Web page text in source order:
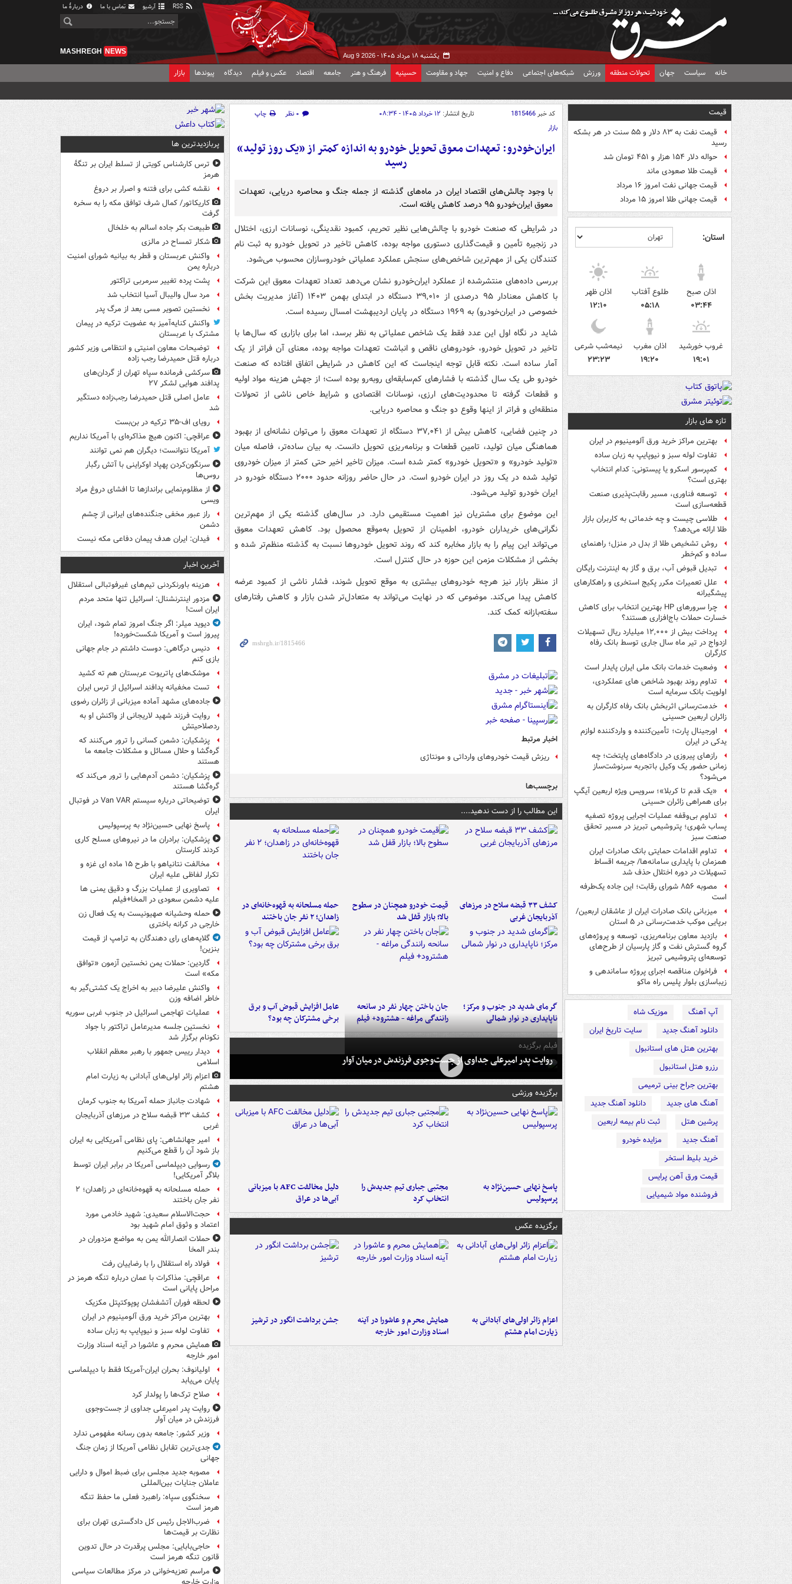
آرشیو تماس با ما دربارهٔ ما
یکشنبه ۱۸ مرداد ۱۴۰۵ - Aug 9 2026
MASHREGH NEWS
خانه سیاست جهان تحولات منطقه ورزش شبکه‌های اجتماعی دفاع و امنیت جهاد و مقاومت حسینیه فرهنگ و هنر جامعه اقتصاد عکس و فیلم دیدگاه پیوندها بازار
قیمت
قیمت نفت به ۸۳ دلار و ۵۵ سنت در هر بشکه
رسید
حواله دلار ۱۵۴ هزار و ۴۵۱ تومان شد
قیمت طلا صعودی ماند
قیمت جهانی نفت امروز ۱۶ مرداد
قیمت جهانی طلا امروز ۱۵ مرداد
استان:
اذان صبح
۰۳:۴۴
طلوع آفتاب
۰۵:۱۸
اذان ظهر
۱۲:۱۰
غروب خورشید
۱۹:۰۱
اذان مغرب
۱۹:۲۰
نیمه‌شب شرعی
۲۳:۲۳
تازه های بازار
بهترین مراکز خرید ورق آلومینیوم در ایران
تفاوت لوله سبز و نیوپایپ به زبان ساده
کمپرسور اسکرو یا پیستونی: کدام انتخاب
بهتری است؟
توسعه فناوری، مسیر رقابت‌پذیری صنعت
قطعه‌سازی است
طلاسی چیست و چه خدماتی به کاربران بازار
طلا ارائه می‌دهد؟
روش تشخیص طلا از بدل در منزل؛ راهنمای
ساده و کم‌خطر
تبدیل قبوض آب، برق و گاز به اینترنت رایگان
علل تعمیرات مکرر پکیج استخری و راهکارهای
پیشگیرانه
چرا سرورهای HP بهترین انتخاب برای کاهش
خسارت حملات باج‌افزاری هستند؟
پرداخت بیش از ۱۲,۰۰۰ میلیارد ریال تسهیلات
ازدواج در تیر ماه سال جاری توسط بانک رفاه
کارگران
وضعیت خدمات بانک ملی ایران پایدار است
تداوم روند بهبود شاخص های عملکردی،
اولویت بانک سرمایه است
خدمت‌رسانی اثربخش بانک رفاه کارگران به
زائران اربعین حسینی
اورجینال پارت؛ تأمین‌کننده و واردکننده لوازم
یدکی در ایران
رازهای پیروزی در دادگاه‌های پایتخت؛ چه
زمانی حضور یک وکیل باتجربه سرنوشت‌ساز
می‌شود؟
«یک قدم تا کربلا»؛ سرویس ویژه اربعین آیگپ
برای همراهی زائران حسینی
تداوم بی‌وقفه عملیات اجرایی پروژه تصفیه
پساب شهری؛ پتروشیمی تبریز در مسیر تحقق
صنعت سبز
تداوم اقدامات حمایتی بانک صادرات ایران
همزمان با پایداری سامانه‌ها/ جریمه اقساط
تسهیلات در دوره اختلال حذف شد
مصوبه ۸۵۶ شورای رقابت؛ این جاده یک‌طرفه
است
میزبانی بانک صادرات ایران از عاشقان اربعین/
برپایی موکب خدمت‌رسانی در ۵ استان
بازدید معاون برنامه‌ریزی، توسعه و پروژه‌های
گروه گسترش نفت و گاز پارسیان از طرح‌های
توسعه‌ای پتروشیمی تبریز
فراخوان مناقصه اجرای پروژه ساماندهی و
زیباسازی بلوار پلیس راه ماکو
آپ آهنگ
موزیک شاه
دانلود آهنگ جدید
سایت تاریخ ایران
بهترین هتل های استانبول
رزرو هتل استانبول
بهترین جراح بینی ترمیمی
آهنگ های جدید
دانلود آهنگ جدید
پرشین هتل
ثبت نام بیمه اربعین
آهنگ جدید
مزایده خودرو
خرید بلیط استخر
قیمت ورق آهن پرایس
فروشنده مواد شیمیایی
کد خبر1815466 تاریخ انتشار: ۱۲ خرداد ۱۴۰۵ - ۰۸:۳۴ ۰ نظر
چاپ
بازار
ایران‌خودرو: تعهدات معوق تحویل خودرو به اندازه کمتر از «یک روز تولید»
رسید
با وجود چالش‌های اقتصاد ایران در ماه‌های گذشته از جمله جنگ و محاصره دریایی، تعهدات
معوق ایران‌خودرو ۹۵ درصد کاهش یافته است.
در شرایطی که صنعت خودرو با چالش‌هایی نظیر تحریم، کمبود نقدینگی، نوسانات ارزی، اختلال
در زنجیره تأمین و قیمت‌گذاری دستوری مواجه بوده، کاهش تاخیر در تحویل خودرو به ثبت نام
کنندگان یکی از مهم‌ترین شاخص‌های سنجش عملکرد عملیاتی خودروسازان محسوب می‌شود.
بررسی داده‌های منتشرشده از عملکرد ایران‌خودرو نشان می‌دهد تعداد تعهدات معوق این شرکت
با کاهش معنادار ۹۵ درصدی از ۳۹,۰۱۰ دستگاه در ابتدای بهمن ۱۴۰۳ (آغاز مدیریت بخش
خصوصی در ایران‌خودرو) به ۱۹۶۹ دستگاه در پایان اردیبهشت امسال رسیده است.
شاید در نگاه اول این عدد فقط یک شاخص عملیاتی به نظر برسد، اما برای بازاری که سال‌ها با
تاخیر در تحویل خودرو، خودروهای ناقص و انباشت تعهدات مواجه بوده، معنای آن فراتر از یک
آمار ساده است. نکته قابل توجه اینجاست که این کاهش در شرایطی اتفاق افتاده که صنعت
خودرو طی یک سال گذشته با فشارهای کم‌سابقه‌ای روبه‌رو بوده است؛ از جهش هزینه مواد اولیه
و قطعات گرفته تا محدودیت‌های ارزی، نوسانات اقتصادی و شرایط خاص ناشی از تحولات
منطقه‌ای و فراتر از اینها وقوع دو جنگ و محاصره دریایی.
در چنین فضایی، کاهش بیش از ۳۷,۰۴۱ دستگاه از تعهدات معوق را می‌توان نشانه‌ای از بهبود
هماهنگی میان تولید، تامین قطعات و برنامه‌ریزی تحویل دانست. به بیان ساده‌تر، فاصله میان
«تولید خودرو» و «تحویل خودرو» کمتر شده است. میزان تاخیر اخیر حتی کمتر از میزان خودروی
تولید شده در یک روز در ایران خودرو است. در حال حاضر روزانه حدود ۲۰۰۰ دستگاه خودرو در
ایران خودرو تولید می‌شود.
این موضوع برای مشتریان نیز اهمیت مستقیمی دارد. در سال‌های گذشته یکی از مهم‌ترین
نگرانی‌های خریداران خودرو، اطمینان از تحویل به‌موقع محصول بود. کاهش تعهدات معوق
می‌تواند این پیام را به بازار مخابره کند که روند تحویل خودروها نسبت به گذشته منظم‌تر شده و
بخشی از مشکلات مزمن این حوزه در حال کنترل است.
از منظر بازار نیز هرچه خودروهای بیشتری به موقع تحویل شوند، فشار ناشی از کمبود عرضه
کاهش پیدا می‌کند. موضوعی که در نهایت می‌تواند به متعادل‌تر شدن بازار و کاهش رفتارهای
سفته‌بازانه کمک کند.
اخبار مرتبط
ریزش قیمت خودروهای وارداتی و مونتاژی
برچسب‌ها
این مطالب را از دست ندهید....
کشف ۳۳ قبضه سلاح در مرزهای
آذربایجان غربی
قیمت خودرو همچنان در سطوح
بالا؛ بازار قفل شد
حمله مسلحانه به قهوه‌خانه‌ای در
زاهدان؛ ۲ نفر جان باختند
گرمای شدید در جنوب و مرکز؛
ناپایداری در نوار شمالی
جان باختن چهار نفر در سانحه
رانندگی مراغه - هشترود+ فیلم
عامل افزایش قبوض آب و برق
برخی مشترکان چه بود؟
فیلم برگزیده
روایت پدر امیرعلی جداوی از جست‌وجوی فرزندش در میان آوار
برگزیده ورزشی
پاسخ نهایی حسین‌نژاد به
پرسپولیس
مجتبی جباری تیم جدیدش را
انتخاب کرد
دلیل مخالفت AFC با میزبانی
آبی‌ها در عراق
برگزیده عکس
اعزام زائر اولی‌های آبادانی به
زیارت امام هشتم
همایش محرم و عاشورا در آینه
اسناد وزارت امور خارجه
جشن برداشت انگور در ترشیز
پربازدیدترین ها
ترس کارشناس کویتی از تسلط ایران بر تنگۀ
هرمز
نقشه کشی برای فتنه و اصرار بر دروغ
کاریکاتور/ کمال شرف توافق مکه را به سخره
گرفت
طبیعت بکر جاده اسالم به خلخال
شکار تمساح در مالزی
واکنش عربستان و قطر به بیانیه شورای امنیت
درباره یمن
پشت پرده تغییر سرمربی تراکتور
مرد سال والیبال آسیا انتخاب شد
نخستین تصویر مسی بعد از مرگ پدر
واکنش کنایه‌آمیز به عضویت ترکیه در پیمان
مشترک با عربستان
توضیحات معاون امنیتی و انتظامی وزیر کشور
درباره قتل حمیدرضا رجب زاده
سرکشی فرمانده سپاه تهران از گردان‌های
پدافند هوایی لشکر ۲۷
عامل اصلی قتل حمیدرضا رجب‌زاده دستگیر
شد
رویای اف-۳۵ ترکیه در بن‌بست
عراقچی: اکنون هیچ مذاکره‌ای با آمریکا نداریم
آمریکا نتوانست؛ دیگران هم نمی توانند
سرنگون‌کردن پهپاد اوکراینی با آتش رگبار
روس‌ها
از مظلوم‌نمایی براندازها تا افشای دروغ مراد
ویسی
راز عبور مخفی جنگنده‌های ایرانی از چشم
دشمن
فیدان: ایران هدف پیمان دفاعی مکه نیست
آخرین اخبار
هزینه باورنکردنی تیم‌های غیرفوتبالی استقلال
مزدور اینترنشنال: اسرائیل تنها متحد مردم
ایران است!
دیوید میلر: اگر جنگ امروز تمام شود، ایران
پیروز است و آمریکا شکست‌خورده!
دنیس درگاهی: دوست داشتم در جام جهانی
بازی کنم
موشک‌های پاتریوت عربستان هم ته‌ کشید
تست مخفیانه پدافند اسرائیل از ترس ایران
جاده‌های مشهد آماده میزبانی از زائران رضوی
روایت فرزند شهید لاریجانی از واکنش او به
ردصلاحیتش
پزشکیان: دشمن کسانی را ترور می‌کنند که
گره‌گشا و حلال مسائل و مشکلات جامعه ما
هستند
پزشکیان: دشمن آدم‌هایی را ترور می‌کند که
گره‌گشا هستند
توضیحاتی درباره سیستم Van VAR در فوتبال
ایران
پاسخ نهایی حسین‌نژاد به پرسپولیس
پزشکیان: برادران ما در نیروهای مسلح کاری
کردند کارستان
مخالفت نتانیاهو با طرح ۱۵ ماده ای غزه و
تکرار لفاظی علیه ایران
تصاویری از عملیات بزرگ و دقیق یمنی ها
علیه دشمن سعودی در المخا+فیلم
حمله وحشیانه صهیونیست به یک فعال زن
خارجی در کرانه باختری
گلایه‌های رای دهندگان به ترامپ از قیمت
بنزین!
گاردین: حملات یمن نخستین آزمون «توافق
مکه» است
واکنش علیرضا دبیر به اخراج یک کشتی‌گیر به
خاطر اضافه وزن
عملیات تهاجمی اسرائیل در جنوب غربی سوریه
نخستین جلسه مدیرعامل تراکتور با جواد
نکونام برگزار شد
دیدار رییس جمهور با رهبر معظم انقلاب
اسلامی
اعزام زائر اولی‌های آبادانی به زیارت امام
هشتم
شهادت جانباز حمله آمریکا به جنوب کرمان
کشف ۳۳ قبضه سلاح در مرزهای آذربایجان
غربی
امیر جهانشاهی: پای نظامی آمریکایی به ایران
باز شود آن را قطع می‌کنیم
رسوایی دیپلماسی آمریکا در برابر ایران توسط
بلاگر آمریکایی!
حمله مسلحانه به قهوه‌خانه‌ای در زاهدان؛ ۲
نفر جان باختند
حجت‌الاسلام سعیدی: شهید خادمی مورد
اعتماد و وثوق امام شهید بود
حملات انصارالله یمن به مواضع مزدوران در
بندر المخا
فولاد راه استقلال را با رضاییان رفت
عراقچی: مذاکرات با عمان درباره تنگه هرمز در
مراحل پایانی است
لحظه فوران آتشفشان پوپوکتپتل مکزیک
بهترین مراکز خرید ورق آلومینیوم در ایران
تفاوت لوله سبز و نیوپایپ به زبان ساده
همایش محرم و عاشورا در آینه اسناد وزارت
امور خارجه
اولیانوف: بحران ایران-آمریکا فقط با دیپلماسی
پایان می‌یابد
صلاح ترک‌ها را پولدار کرد
روایت پدر امیرعلی جداوی از جست‌وجوی
فرزندش در میان آوار
وزیر کشور: جامعه بدون رسانه مفهومی ندارد
جدی‌ترین تقابل نظامی آمریکا از زمان جنگ
جهانی
مصوبه جدید مجلس برای ضبط اموال و دارایی
عاملان جنایات بین‌المللی
سخنگوی سپاه: راهبرد فعلی ما حفظ تنگه
هرمز است
ضرب‌الاجل رئیس کل دادگستری تهران برای
نظارت بر قیمت‌ها
حاجی‌بابایی: مجلس پرقدرت در حال تدوین
قانون تنگه هرمز است
مراسم تعزیه‌خوانی در مرکز مطالعات سیاسی